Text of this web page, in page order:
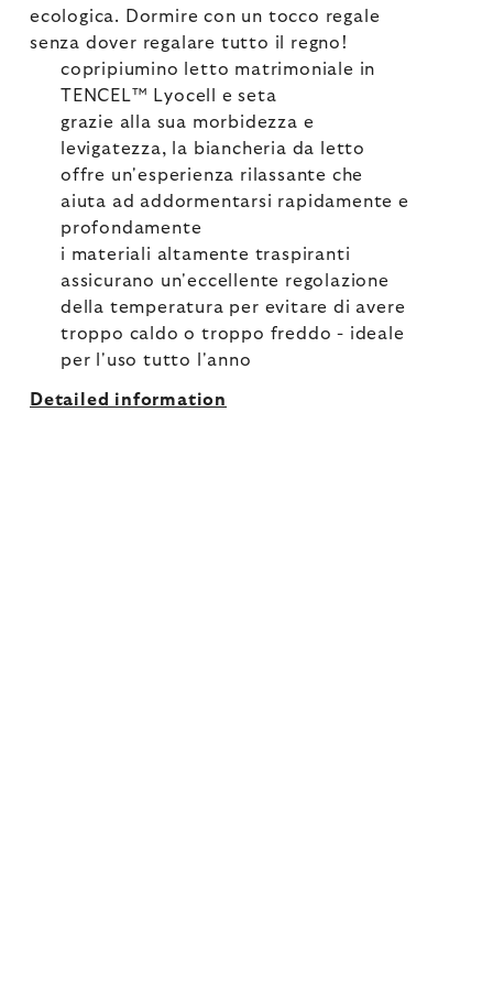
ecologica. Dormire con un tocco regale
senza dover regalare tutto il regno!
copripiumino letto matrimoniale in
TENCEL™ Lyocell e seta
grazie alla sua morbidezza e
levigatezza, la biancheria da letto
offre un'esperienza rilassante che
aiuta ad addormentarsi rapidamente e
profondamente
i materiali altamente traspiranti
assicurano un'eccellente regolazione
della temperatura per evitare di avere
troppo caldo o troppo freddo - ideale
per l'uso tutto l'anno
Detailed information